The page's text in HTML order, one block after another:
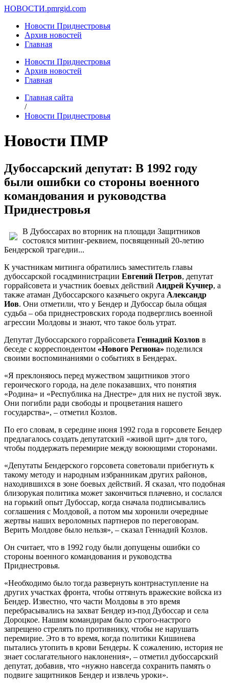
НОВОСТИ.pmrgid.com
Новости Приднестровья
Архив новостей
Главная
Новости Приднестровья
Архив новостей
Главная
Главная сайта
/
Новости Приднестровья
Новости ПМР
Дубоссарский депутат: В 1992 году
были ошибки со стороны военного
командования и руководства
Приднестровья
В Дубоссарах во вторник на площади Защитников
состоялся митинг-реквием, посвященный 20-летию
Бендерской трагедии...
К участникам митинга обратились заместитель главы
дубоссарской госадминистрации Евгений Петров, депутат
горрайсовета и участник боевых действий Андрей Кучнер, а
также атаман Дубоссарского казачьего округа Александр
Иов. Они отметили, что у Бендер и Дубоссар была общая
судьба – оба приднестровских города подверглись военной
агрессии Молдовы и знают, что такое боль утрат.
Депутат Дубоссарского горрайсовета Геннадий Козлов в
беседе с корреспондентом «Нового Региона» поделился
своими воспоминаниями о событиях в Бендерах.
«Я преклоняюсь перед мужеством защитников этого
героического города, на деле показавших, что понятия
«Родина» и «Республика на Днестре» для них не пустой звук.
Они погибли ради свободы и процветания нашего
государства», – отметил Козлов.
По его словам, в середине июня 1992 года в горсовете Бендер
предлагалось создать депутатский «живой щит» для того,
чтобы поддержать перемирие между воюющими сторонами.
«Депутаты Бендерского горсовета советовали прибегнуть к
такому методу и народным избранникам других районов,
находившихся в зоне боевых действий. Я сказал, что подобная
близорукая политика может закончиться плачевно, и сослался
на горький опыт Дубоссар, когда сначала подписывались
соглашения с Молдовой, а потом мы хоронили очередные
жертвы наших вероломных партнеров по переговорам.
Верить Молдове было нельзя», – сказал Геннадий Козлов.
Он считает, что в 1992 году были допущены ошибки со
стороны военного командования и руководства
Приднестровья.
«Необходимо было тогда развернуть контрнаступление на
других участках фронта, чтобы оттянуть вражеские войска из
Бендер. Известно, что части Молдовы в это время
перебрасывались на захват Бендер из-под Дубоссар и села
Дороцкое. Нашим командирам было строго-настрого
запрещено стрелять по противнику, чтобы не нарушать
перемирие. Это в то время, когда политики Кишинева
пытались утопить в крови Бендеры. К сожалению, история не
знает сослагательного наклонения», – отметил дубоссарский
депутат, добавив, что «нужно навсегда сохранить память о
подвиге защитников Бендер и извлечь уроки».